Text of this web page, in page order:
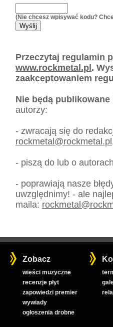
(Nie chcesz wpisywać kodu?
Przeczytaj regulamin
www.rockmetal.pl.
zaakceptowaniem
Nie będą publikowane
autorzy:
- zwracają się do
rockmetal@rockmetal.pl
- piszą do lub o
- poprawiają nasze
uwzględnimy! - ale
maila: rockmetal@
Zobacz
wieści muzyczne
recenzje płyt
zapowiedzi premier
wywiady
ogłoszenia drobne